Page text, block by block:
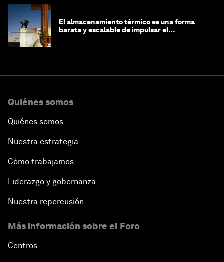
El almacenamiento térmico es una forma
barata y escalable de impulsar el
Quiénes somos
Quiénes somos
Nuestra estrategia
Cómo trabajamos
Liderazgo y gobernanza
Nuestra repercusión
Más información sobre el Foro
Centros